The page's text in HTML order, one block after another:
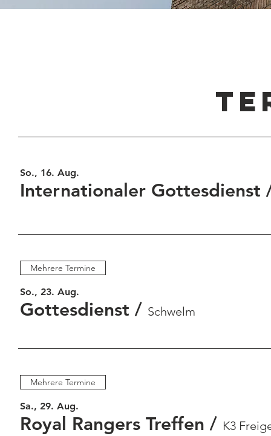
So., 16. Aug.
Internationaler Gottesdienst
Mehrere Termine
So., 23. Aug.
Gottesdienst / Schwelm
Mehrere Termine
Sa., 29. Aug.
Royal Rangers Treffen / K3